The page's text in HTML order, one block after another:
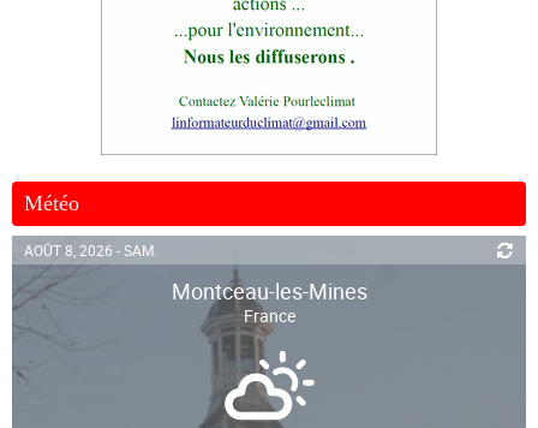
Météo
AOÛT 8, 2026 - SAM.
Montceau-les-Mines
France